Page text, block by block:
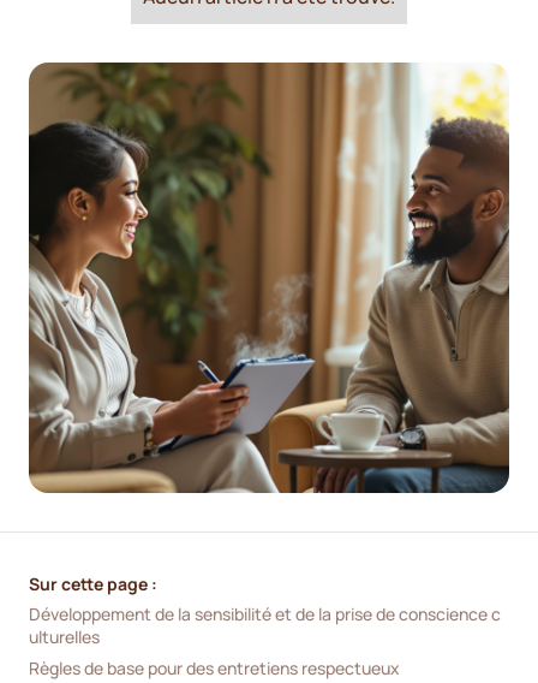
Sur cette page :
Développement de la sensibilité et de la prise de conscience c
ulturelles
Règles de base pour des entretiens respectueux